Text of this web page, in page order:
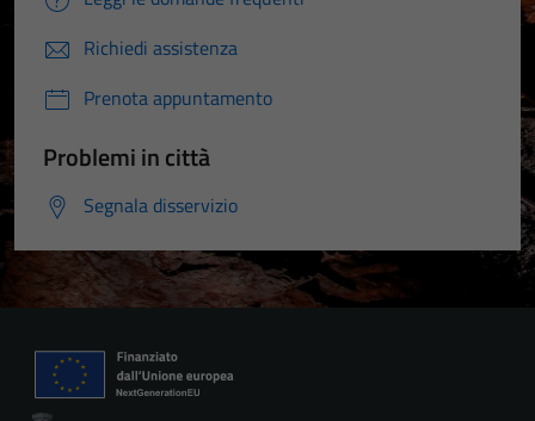
Richiedi assistenza
Prenota appuntamento
Problemi in città
Segnala disservizio